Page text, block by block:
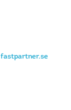
fastpartner.se